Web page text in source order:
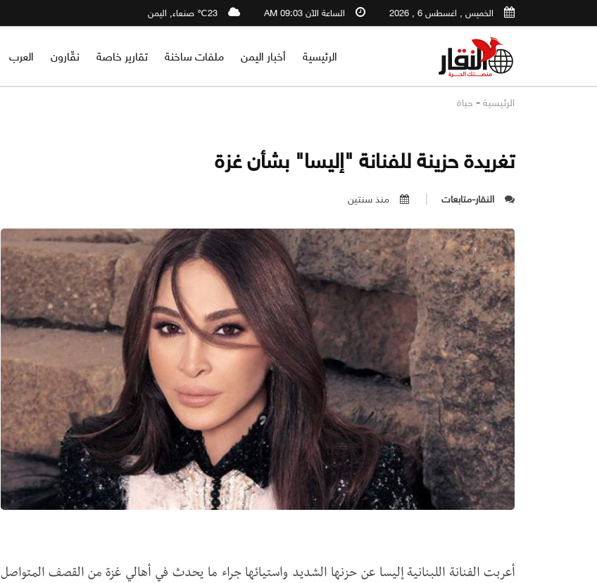
الخميس , اغسطس 6 , 2026 الساعة الآن 09:03 AM 23℃ صنعاء, اليمن
الرئيسية أخبار اليمن ملفات ساخنة تقارير خاصة نقّارون العرب
الرئيسية - حياة
تغريدة حزينة للفنانة "إليسا" بشأن غزة
النقار-متابعات منذ سنتين
أعربت الفنانة اللبنانية إليسا عن حزنها الشديد واستيائها جراء ما يحدث في أهالي غزة من القصف المتواصل